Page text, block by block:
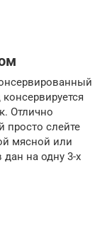
Отлично
просто слейте
мясной или
на одну 3-х